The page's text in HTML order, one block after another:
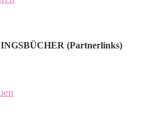
(Partnerlinks)